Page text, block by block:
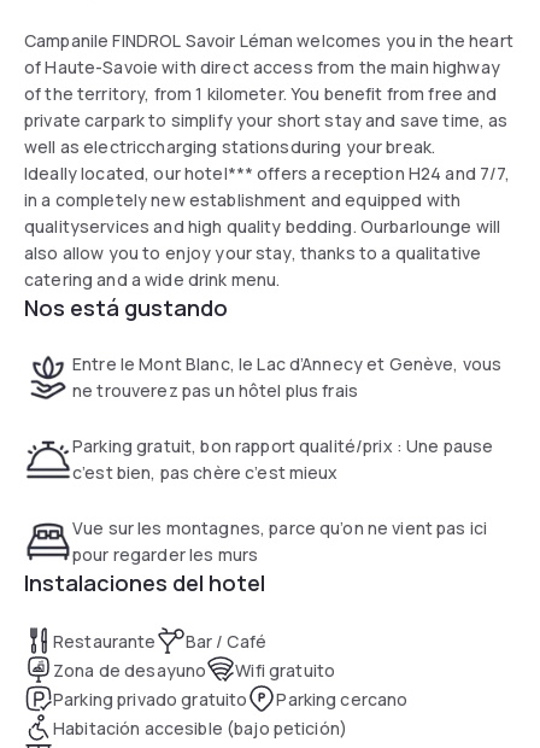
Campanile FINDROL Savoir Léman welcomes you in the heart
of Haute-Savoie with direct access from the main highway
of the territory, from 1 kilometer. You benefit from free and
private carpark to simplify your short stay and save time, as
well as electriccharging stationsduring your break.
Ideally located, our hotel*** offers a reception H24 and 7/7,
in a completely new establishment and equipped with
qualityservices and high quality bedding. Ourbarlounge will
also allow you to enjoy your stay, thanks to a qualitative
catering and a wide drink menu.
Nos está gustando
Entre le Mont Blanc, le Lac d’Annecy et Genève, vous
ne trouverez pas un hôtel plus frais
Parking gratuit, bon rapport qualité/prix : Une pause
c’est bien, pas chère c’est mieux
Vue sur les montagnes, parce qu’on ne vient pas ici
pour regarder les murs
Instalaciones del hotel
Restaurante
Bar / Café
Zona de desayuno
Wifi gratuito
Parking privado gratuito
Parking cercano
Habitación accesible (bajo petición)